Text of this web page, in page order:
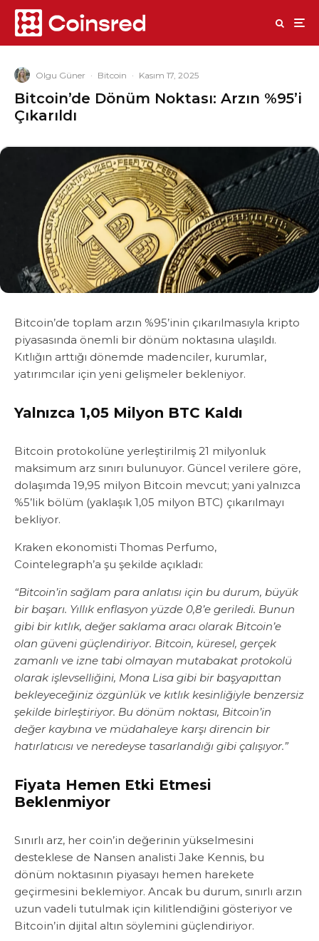
Olgu Güner · Bitcoin · Kasım 17, 2025
Bitcoin’de Dönüm Noktası: Arzın %95’i
Çıkarıldı
Bitcoin’de toplam arzın %95’inin çıkarılmasıyla kripto
piyasasında önemli bir dönüm noktasına ulaşıldı.
Kıtlığın arttığı dönemde madenciler, kurumlar,
yatırımcılar için yeni gelişmeler bekleniyor.
Yalnızca 1,05 Milyon BTC Kaldı
Bitcoin protokolüne yerleştirilmiş 21 milyonluk
maksimum arz sınırı bulunuyor. Güncel verilere göre,
dolaşımda 19,95 milyon Bitcoin mevcut; yani yalnızca
%5’lik bölüm (yaklaşık 1,05 milyon BTC) çıkarılmayı
bekliyor.
Kraken ekonomisti Thomas Perfumo,
Cointelegraph’a şu şekilde açıkladı:
“Bitcoin’in sağlam para anlatısı için bu durum, büyük
bir başarı. Yıllık enflasyon yüzde 0,8’e geriledi. Bunun
gibi bir kıtlık, değer saklama aracı olarak Bitcoin’e
olan güveni güçlendiriyor. Bitcoin, küresel, gerçek
zamanlı ve izne tabi olmayan mutabakat protokolü
olarak işlevselliğini, Mona Lisa gibi bir başyapıttan
bekleyeceğiniz özgünlük ve kıtlık kesinliğiyle benzersiz
şekilde birleştiriyor. Bu dönüm noktası, Bitcoin’in
değer kaybına ve müdahaleye karşı direncin bir
hatırlatıcısı ve neredeyse tasarlandığı gibi çalışıyor.”
Fiyata Hemen Etki Etmesi
Beklenmiyor
Sınırlı arz, her coin’in değerinin yükselmesini
desteklese de Nansen analisti Jake Kennis, bu
dönüm noktasının piyasayı hemen harekete
geçirmesini beklemiyor. Ancak bu durum, sınırlı arzın
uzun vadeli tutulmak için kilitlendiğini gösteriyor ve
Bitcoin’in dijital altın söylemini güçlendiriyor.